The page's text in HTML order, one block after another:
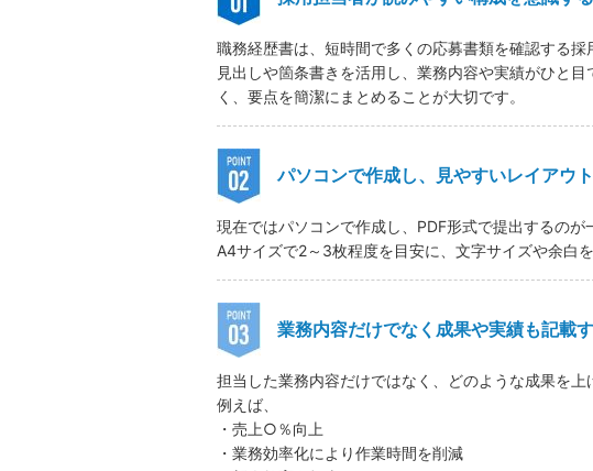
職務経歴書は、短時間で多くの応募書類を確認する採
見出しや箇条書きを活用し、業務内容や実績がひと
く、要点を簡潔にまとめることが大切です。
パソコンで作成し、見やすいレイアウ
現在ではパソコンで作成し、PDF形式で提出するのが
A4サイズで2～3枚程度を目安に、文字サイズや余白
業務内容だけでなく成果や実績も記載
担当した業務内容だけではなく、どのような成果を上
例えば、
・売上○％向上
・業務効率化により作業時間を削減